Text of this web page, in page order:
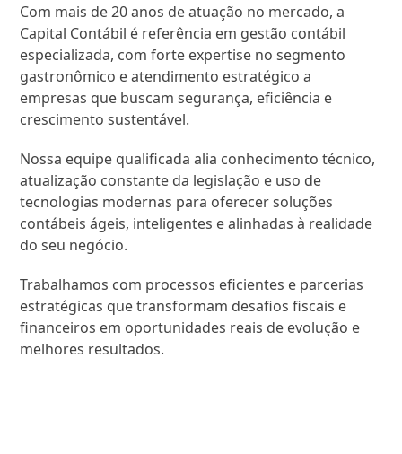
Com mais de 20 anos de atuação no mercado, a
Capital Contábil é referência em gestão contábil
especializada, com forte expertise no segmento
gastronômico e atendimento estratégico a
empresas que buscam segurança, eficiência e
crescimento sustentável.
Nossa equipe qualificada alia conhecimento técnico,
atualização constante da legislação e uso de
tecnologias modernas para oferecer soluções
contábeis ágeis, inteligentes e alinhadas à realidade
do seu negócio.
Trabalhamos com processos eficientes e parcerias
estratégicas que transformam desafios fiscais e
financeiros em oportunidades reais de evolução e
melhores resultados.